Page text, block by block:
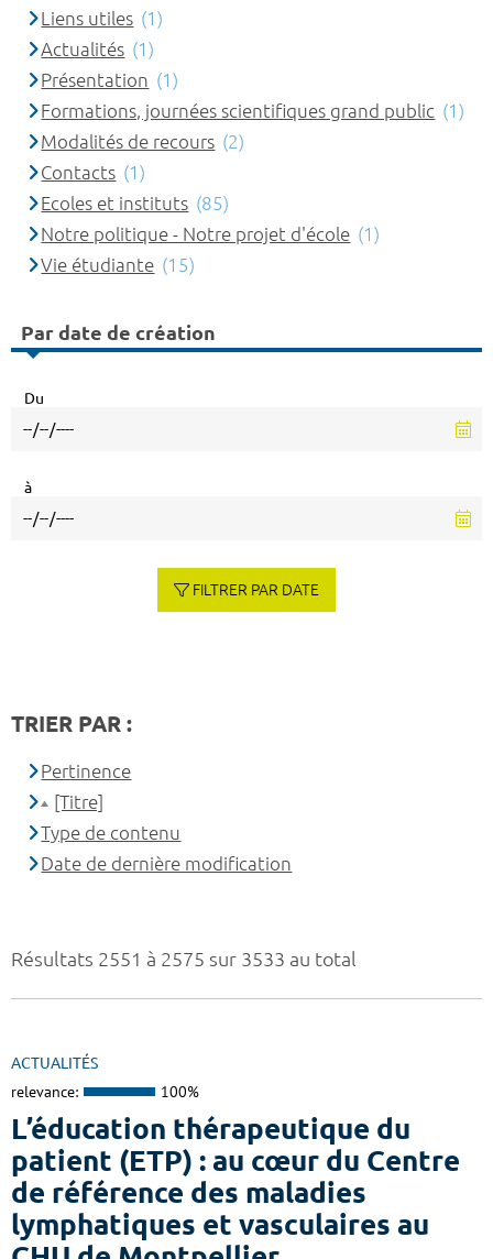
Résultats 2551 à 2575 sur 3533 au total
ACTUALITÉS
relevance: 100%
L’éducation thérapeutique du
patient (ETP) : au cœur du Centre
de référence des maladies
lymphatiques et vasculaires au
Liens utiles (1)
Actualités (1)
Présentation (1)
Formations, journées scientifiques grand public (1)
Modalités de recours (2)
Contacts (1)
Ecoles et instituts (85)
Notre politique - Notre projet d'école (1)
Vie étudiante (15)
Par date de création
Du
à
FILTRER PAR DATE
TRIER PAR :
Pertinence
[Titre]
Type de contenu
Date de dernière modification